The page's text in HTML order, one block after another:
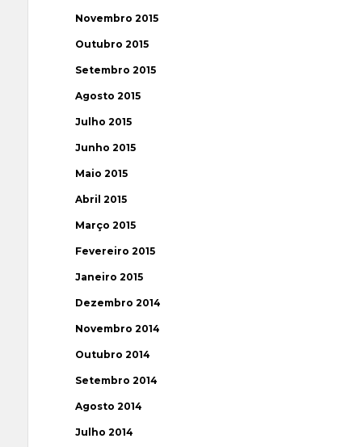
Novembro 2015
Outubro 2015
Setembro 2015
Agosto 2015
Julho 2015
Junho 2015
Maio 2015
Abril 2015
Março 2015
Fevereiro 2015
Janeiro 2015
Dezembro 2014
Novembro 2014
Outubro 2014
Setembro 2014
Agosto 2014
Julho 2014